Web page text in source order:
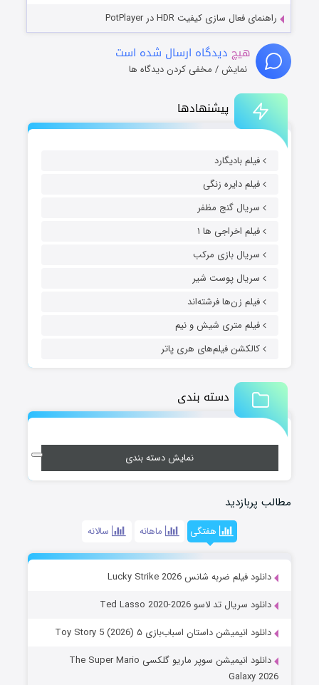
پیشنهادها
فیلم بادیگارد
فیلم دایره زنگی
سریال گنج مظفر
فیلم اخراجی ها ۱
سریال بازی مرکب
سریال پوست شیر
فیلم زن‌ها فرشته‌اند
فیلم متری شیش و نیم
کالکشن فیلم‌های هری پاتر
دسته بندی
نمایش دسته بندی
مطالب پربازدید
هفتگی ماهانه سالانه
دانلود فیلم ضربه شانس Lucky Strike 2026
دانلود سریال تد لاسو Ted Lasso 2020-2026
دانلود انیمیشن داستان اسباب‌بازی ۵ Toy Story 5 (2026)
دانلود انیمیشن سوپر ماریو گلکسی The Super Mario
Galaxy 2026
راهنمای فعال سازی کیفیت HDR در PotPlayer
هیچ دیدگاه ارسال شده است
نمایش / مخفی کردن دیدگاه ها